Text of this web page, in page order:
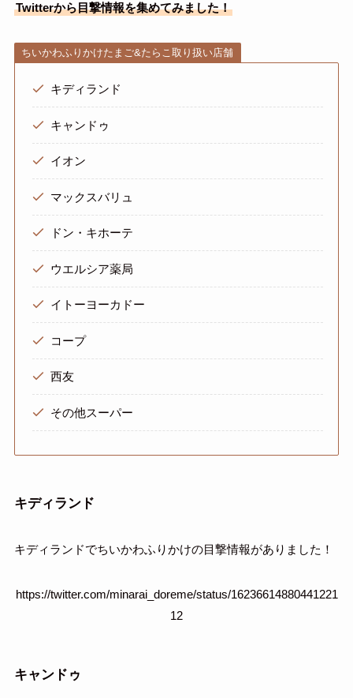
Twitterから目撃情報を集めてみました！
ちいかわふりかけたまご&たらこ取り扱い店舗
キディランド
キャンドゥ
イオン
マックスバリュ
ドン・キホーテ
ウエルシア薬局
イトーヨーカドー
コープ
西友
その他スーパー
キディランド
キディランドでちいかわふりかけの目撃情報がありました！
https://twitter.com/minarai_doreme/status/16236614880441221
12
キャンドゥ